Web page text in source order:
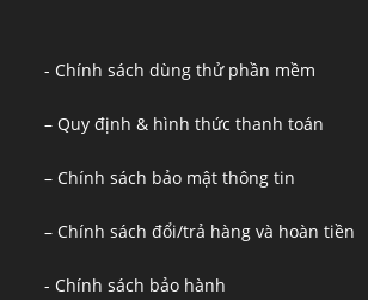
- Chính sách dùng thử phần mềm
– Quy định & hình thức thanh toán
– Chính sách bảo mật thông tin
– Chính sách đổi/trả hàng và hoàn tiền
- Chính sách bảo hành